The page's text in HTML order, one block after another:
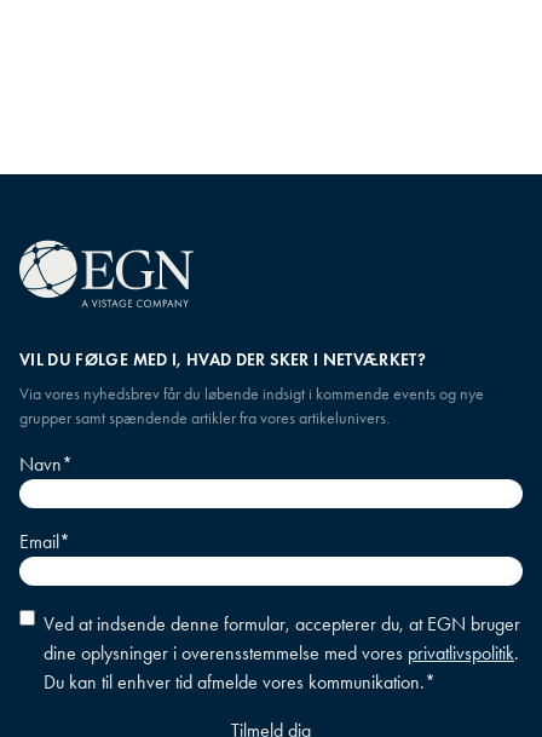
VIL DU FØLGE MED I, HVAD DER SKER I NETVÆRKET?
Via vores nyhedsbrev får du løbende indsigt i kommende events og nye
grupper samt spændende artikler fra vores artikelunivers.
Navn*
Email*
Accepter
betingelser*
Ved at indsende denne formular, accepterer du, at EGN bruger
dine oplysninger i overensstemmelse med vores privatlivspolitik.
Du kan til enhver tid afmelde vores kommunikation.*